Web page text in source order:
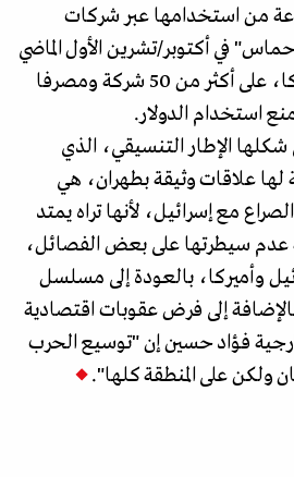
من استخدامها عبر شركات
في أكتوبر/تشرين الأول الماضي
وحتى الآن، فرضت أميركا، على أكثر من 50 شركة ومصرفا
استخدام الدولار.
شكلها الإطار التنسيقي، الذي
علاقات وثيقة بطهران، هي
مع إسرائيل، لأنها تراه يمتد
عدم سيطرتها على بعض الفصائل،
وأميركا، بالعودة إلى مسلسل
إلى فرض عقوبات اقتصادية
فؤاد حسين إن "توسيع الحرب
ولكن على المنطقة كلها".